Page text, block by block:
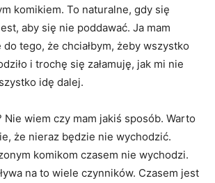
komikiem. To naturalne, gdy się
aby się nie poddawać. Ja mam
tego, że chciałbym, żeby wszystko
i trochę się załamuję, jak mi nie
idę dalej.
Nie wiem czy mam jakiś sposób. Warto
że nieraz będzie nie wychodzić.
komikom czasem nie wychodzi.
na to wiele czynników. Czasem jest